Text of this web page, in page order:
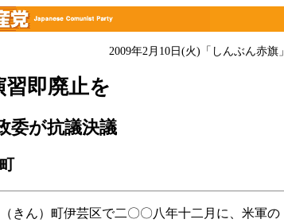
2009年2月10日(火) 「しんぶん赤旗」
習即廃止を
委が抗議決議
きん）町伊芸区で二〇〇八年十二月に、米軍の